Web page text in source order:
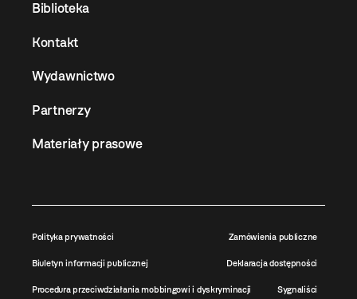
Biblioteka
Kontakt
Wydawnictwo
Partnerzy
Materiały prasowe
Polityka prywatności Zamówienia publiczne
Biuletyn informacji publicznej Deklaracja dostępności
Procedura przeciwdziałania mobbingowi i dyskryminacji Sygnaliści